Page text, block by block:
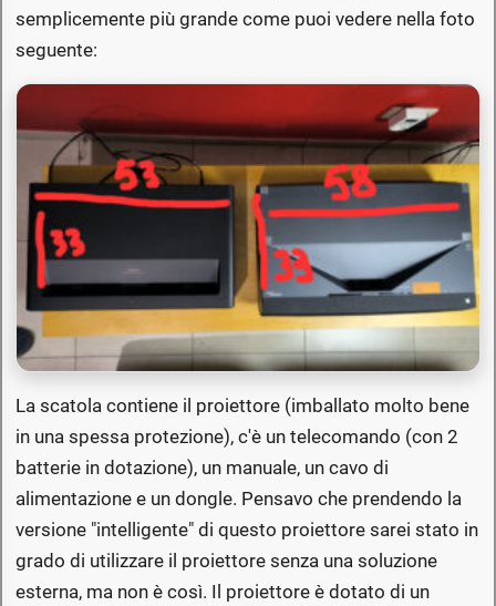
semplicemente più grande come puoi vedere nella foto
seguente:
La scatola contiene il proiettore (imballato molto bene
in una spessa protezione), c'è un telecomando (con 2
batterie in dotazione), un manuale, un cavo di
alimentazione e un dongle. Pensavo che prendendo la
versione "intelligente" di questo proiettore sarei stato in
grado di utilizzare il proiettore senza una soluzione
esterna, ma non è così. Il proiettore è dotato di un